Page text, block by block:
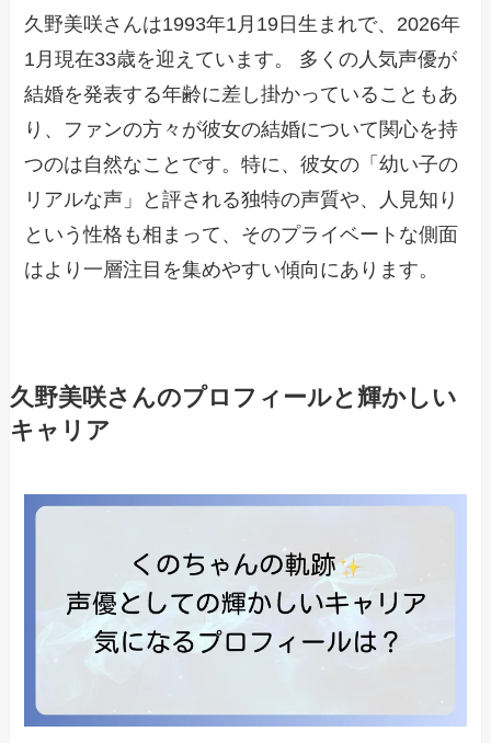
久野美咲さんは1993年1月19日生まれで、2026年
1月現在33歳を迎えています。 多くの人気声優が
結婚を発表する年齢に差し掛かっていることもあ
り、ファンの方々が彼女の結婚について関心を持
つのは自然なことです。特に、彼女の「幼い子の
リアルな声」と評される独特の声質や、人見知り
という性格も相まって、そのプライベートな側面
はより一層注目を集めやすい傾向にあります。
久野美咲さんのプロフィールと輝かしい
キャリア